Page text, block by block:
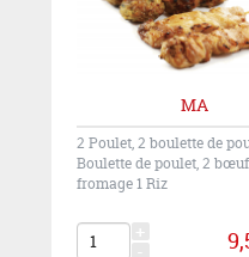
MA
2 Poulet, 2 boulette de
Boulette de poulet, 2
fromage 1 Riz